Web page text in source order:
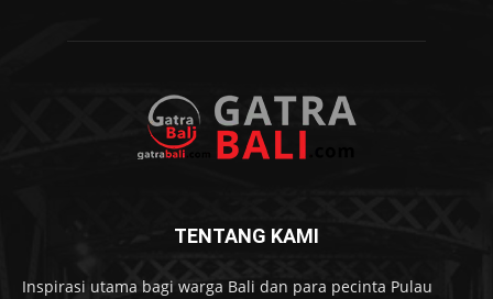
TENTANG KAMI
Inspirasi utama bagi warga Bali dan para pecinta Pulau